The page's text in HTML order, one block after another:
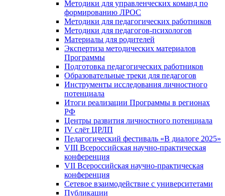
Методики для управленческих команд по
формированию ЛРОС
Методики для педагогических работников
Методики для педагогов-психологов
Материалы для родителей
Экспертиза методических материалов
Программы
Подготовка педагогических работников
Образовательные треки для педагогов
Инструменты исследования личностного
потенциала
Итоги реализации Программы в регионах
РФ
Центры развития личностного потенциала
IV слёт ЦРЛП
Педагогический фестиваль «В диалоге 2025»
VIII Всероссийская научно-практическая
конференция
VII Всероссийская научно-практическая
конференция
Сетевое взаимодействие с университетами
Публикации